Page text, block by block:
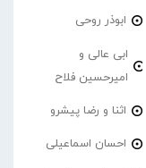
ابوذر روحی
ابی عالی و
امیرحسین فلاح
اثنا و رضا پیشرو
احسان اسماعیلی